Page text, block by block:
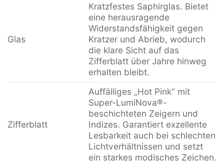
Glas
Kratzfestes Saphirglas. Bietet
eine herausragende
Widerstandsfähigkeit gegen
Kratzer und Abrieb, wodurch
die klare Sicht auf das
Zifferblatt über Jahre hinweg
erhalten bleibt.
Zifferblatt
Auffälliges „Hot Pink“ mit
Super-LumiNova®-
beschichteten Zeigern und
Indizes. Garantiert exzellente
Lesbarkeit auch bei schlechten
Lichtverhältnissen und setzt
ein starkes modisches Zeichen.